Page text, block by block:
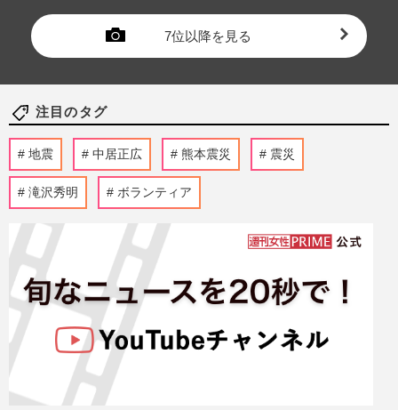
7位以降を見る
注目のタグ
地震 中居正広 熊本震災 震災
滝沢秀明 ボランティア